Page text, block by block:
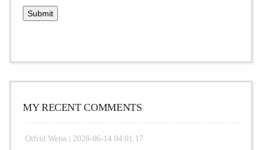
MY RECENT COMMENTS
Otfrid Weiss | 2026-06-14 04:01:17